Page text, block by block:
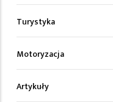
Turystyka
Motoryzacja
Artykuły